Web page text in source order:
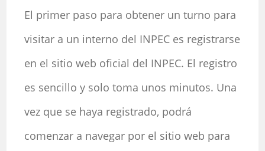
El primer paso para obtener un turno para
visitar a un interno del INPEC es registrarse
en el sitio web oficial del INPEC. El registro
es sencillo y solo toma unos minutos. Una
vez que se haya registrado, podrá
comenzar a navegar por el sitio web para